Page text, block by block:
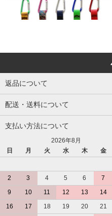
返品について
配送・送料について
支払い方法について
2026年8月
日
月 火 水 木 金
2
3 4 5 6 7
9
10 11 12 13 14
16
17 18 19 20 21